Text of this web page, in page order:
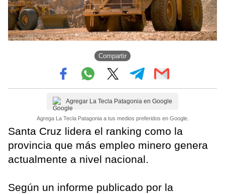
Compartir
Agregar La Tecla Patagonia en Google
Agrega La Tecla Patagonia a tus medios preferidos en Google.
Santa Cruz lidera el ranking como la
provincia que más empleo minero genera
actualmente a nivel nacional.
Según un informe publicado por la